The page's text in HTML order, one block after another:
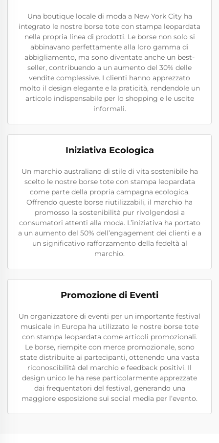
Una boutique locale di moda a New York City ha
integrato le nostre borse tote con stampa leopardata
nella propria linea di prodotti. Le borse non solo si
abbinavano perfettamente alla loro gamma di
abbigliamento, ma sono diventate anche un best-
seller, contribuendo a un aumento del 30% delle
vendite complessive. I clienti hanno apprezzato
molto il design elegante e la praticità, rendendole un
articolo indispensabile per lo shopping e le uscite
informali.
Iniziativa Ecologica
Un marchio australiano di stile di vita sostenibile ha
scelto le nostre borse tote con stampa leopardata
come parte della propria campagna ecologica.
Offrendo queste borse riutilizzabili, il marchio ha
promosso la sostenibilità pur rivolgendosi a
consumatori attenti alla moda. L’iniziativa ha portato
a un aumento del 50% dell’engagement dei clienti e a
un significativo rafforzamento della fedeltà al
marchio.
Promozione di Eventi
Un organizzatore di eventi per un importante festival
musicale in Europa ha utilizzato le nostre borse tote
con stampa leopardata come articoli promozionali.
Le borse, riempite con merce promozionale, sono
state distribuite ai partecipanti, ottenendo una vasta
riconoscibilità del marchio e feedback positivi. Il
design unico le ha rese particolarmente apprezzate
dai frequentatori del festival, generando una
maggiore esposizione sui social media per l’evento.